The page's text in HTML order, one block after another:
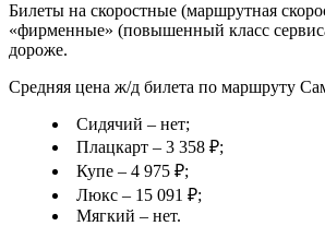
Билеты на скоростные (маршрутная
«фирменные» (повышенный класс
дороже.
Средняя цена ж/д билета по маршруту
Сидячий – нет;
Плацкарт – 3 358 ₽;
Купе – 4 975 ₽;
Люкс – 15 091 ₽;
Мягкий – нет.